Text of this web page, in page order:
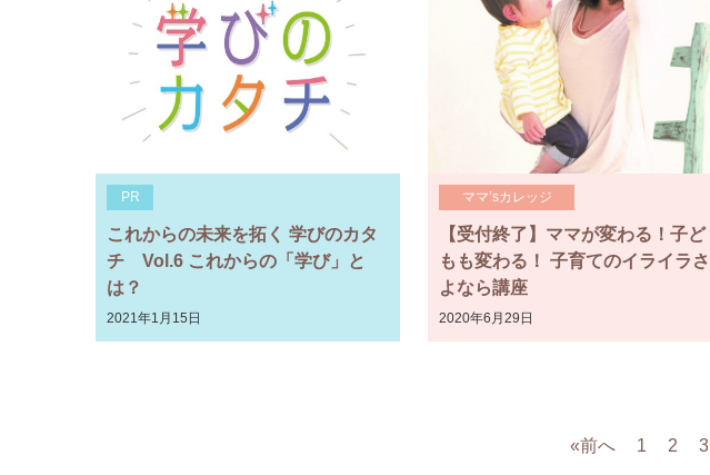
PR
これからの未来を拓く 学びのカタ
チ Vol.6 これからの「学び」と
は？
2021年1月15日
ママ’sカレッジ
【受付終了】ママが変わる！子ど
もも変わる！ 子育てのイライラさ
よなら講座
2020年6月29日
«前へ 1 2 3